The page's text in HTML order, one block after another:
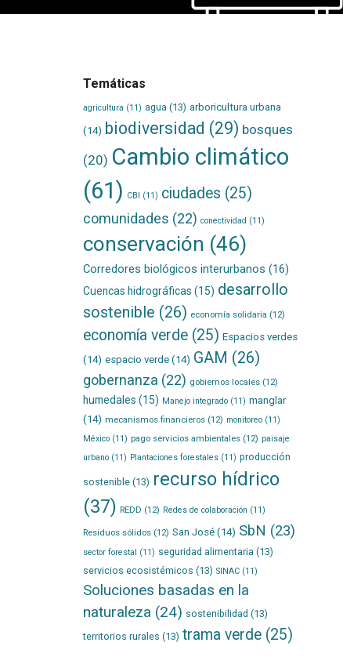
Temáticas
agricultura (11) agua (13) arboricultura urbana
(14) biodiversidad (29) bosques
(20) Cambio climático
(61) CBI (11) ciudades (25)
comunidades (22) conectividad (11)
conservación (46)
Corredores biológicos interurbanos (16)
Cuencas hidrográficas (15) desarrollo
sostenible (26) economía solidaria (12)
economía verde(25) Espacios verdes
(14) espacio verde(14) GAM (26)
gobernanza (22) gobiernos locales(12)
humedales (15) Manejo integrado(11) manglar
(14) mecanismos financieros(12) monitoreo(11)
México(11) pago servicios ambientales(12) paisaje
urbano(11) Plantaciones forestales(11) producción
sostenible(13) recurso hídrico
(37) REDD (12) Redes de colaboración (11)
Residuos sólidos(12) San José(14) SbN (23)
sector forestal (11) seguridad alimentaria (13)
servicios ecosistémicos (13) SINAC(11)
Soluciones basadas en la
naturaleza (24) sostenibilidad (13)
territorios rurales (13) trama verde(25)